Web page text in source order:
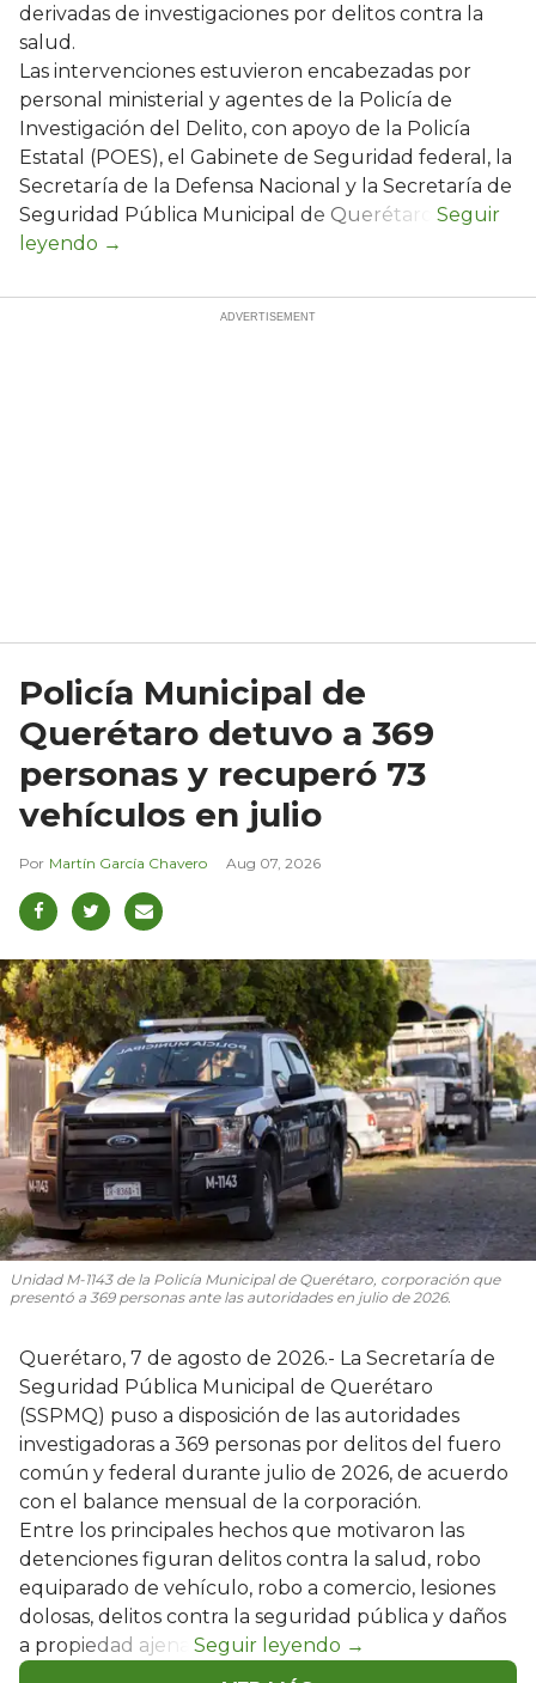
derivadas de investigaciones por delitos contra la
salud.
Las intervenciones estuvieron encabezadas por
personal ministerial y agentes de la Policía de
Investigación del Delito, con apoyo de la Policía
Estatal (POES), el Gabinete de Seguridad federal, la
Secretaría de la Defensa Nacional y la Secretaría de
Seguridad Pública Municipal de Querétaro.
Policía Municipal de
Querétaro detuvo a 369
personas y recuperó 73
vehículos en julio
Martín García Chavero Aug 07, 2026
Unidad M-1143 de la Policía Municipal de Querétaro, corporación que
presentó a 369 personas ante las autoridades en julio de 2026.
Querétaro, 7 de agosto de 2026.- La Secretaría de
Seguridad Pública Municipal de Querétaro
(SSPMQ) puso a disposición de las autoridades
investigadoras a 369 personas por delitos del fuero
común y federal durante julio de 2026, de acuerdo
con el balance mensual de la corporación.
Entre los principales hechos que motivaron las
detenciones figuran delitos contra la salud, robo
equiparado de vehículo, robo a comercio, lesiones
dolosas, delitos contra la seguridad pública y daños
a propiedad ajena.